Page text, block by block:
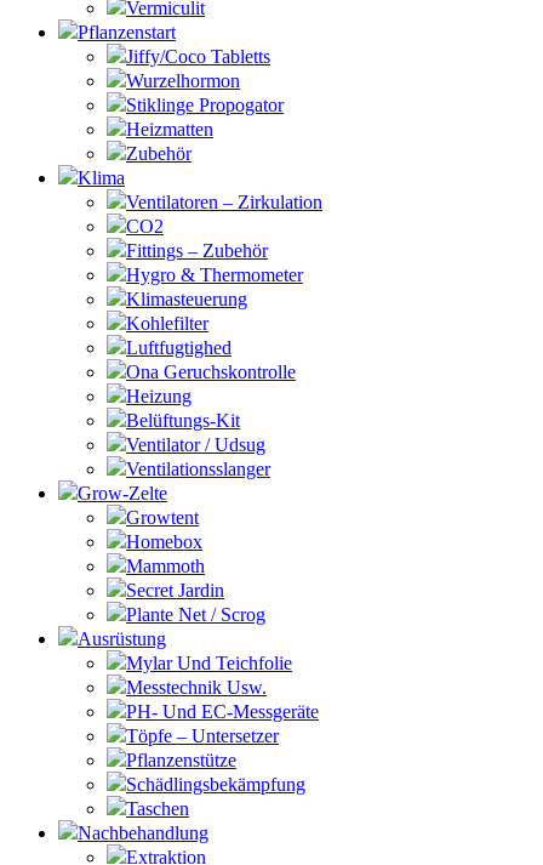
Vermiculit
Pflanzenstart
Jiffy/Coco Tabletts
Wurzelhormon
Stiklinge Propogator
Heizmatten
Zubehör
Klima
Ventilatoren – Zirkulation
CO2
Fittings – Zubehör
Hygro & Thermometer
Klimasteuerung
Kohlefilter
Luftfugtighed
Ona Geruchskontrolle
Heizung
Belüftungs-Kit
Ventilator / Udsug
Ventilationsslanger
Grow-Zelte
Growtent
Homebox
Mammoth
Secret Jardin
Plante Net / Scrog
Ausrüstung
Mylar Und Teichfolie
Messtechnik Usw.
PH- Und EC-Messgeräte
Töpfe – Untersetzer
Pflanzenstütze
Schädlingsbekämpfung
Taschen
Nachbehandlung
Extraktion